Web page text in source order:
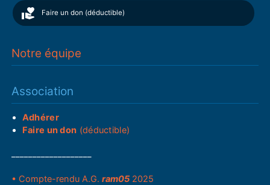
Faire un don (déductible)
Notre équipe
Association
Adhérer
Faire un don (déductible)
• Compte-rendu A.G.ram05 2025